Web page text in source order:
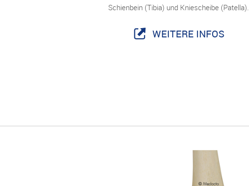
Schienbein (Tibia) und Kniescheibe (Patella).
WEITERE INFOS